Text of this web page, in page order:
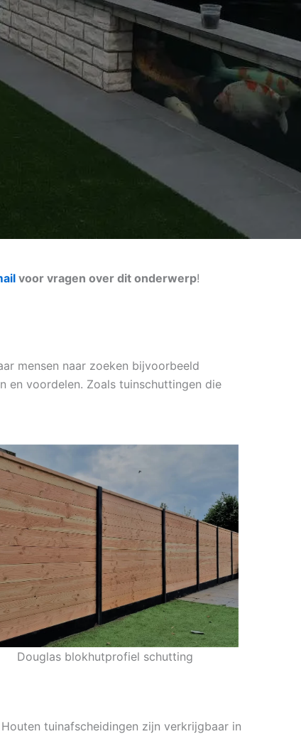
voor vragen over dit onderwerp!
mensen naar zoeken bijvoorbeeld
en voordelen. Zoals tuinschuttingen die
Douglas blokhutprofiel schutting
tuinafscheidingen zijn verkrijgbaar in